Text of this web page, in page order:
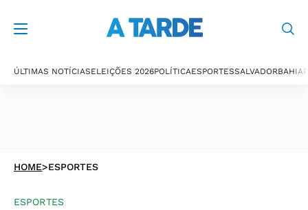
ÚLTIMAS NOTÍCIASELEIÇÕES 2026POLÍTICAESPORTESSALVADORBAHIA
HOME>ESPORTES
ESPORTES